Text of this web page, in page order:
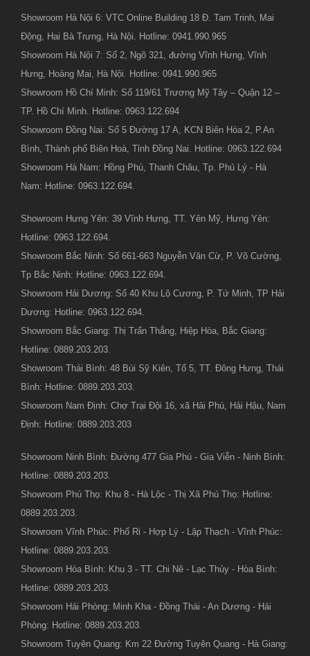
Showroom Hà Nội 6: VTC Online Building 18 Đ. Tam Trinh, Mai
Động, Hai Bà Trưng, Hà Nội. Hotline: 0941.990.965
Showroom Hà Nội 7: Số 2, Ngõ 321, đường Vĩnh Hưng, Vĩnh
Hưng, Hoàng Mai, Hà Nội. Hotline: 0941.990.965
Showroom Hồ Chí Minh: Số 119/61 Trương Mỹ Tây – Quận 12 –
TP. Hồ Chí Minh. Hotline: 0963.122.694
Showroom Đồng Nai: Số 5 Đường 17 A, KCN Biên Hòa 2, P.An
Bình, Thành phố Biên Hoà, Tỉnh Đồng Nai. Hotline: 0963.122.694
Showroom Hà Nam: Hồng Phú, Thanh Châu, Tp. Phủ Lý - Hà
Nam: Hotline: 0963.122.694.
Showroom Hưng Yên: 39 Vĩnh Hưng, TT. Yên Mỹ, Hưng Yên:
Hotline: 0963.122.694.
Showroom Bắc Ninh: Số 661-663 Nguyễn Văn Cừ, P. Võ Cường,
Tp Bắc Ninh: Hotline: 0963.122.694.
Showroom Hải Dương: Số 40 Khu Lộ Cương, P. Tứ Minh, TP Hải
Dương: Hotline: 0963.122.694.
Showroom Bắc Giang: Thị Trấn Thắng, Hiệp Hòa, Bắc Giang:
Hotline: 0889.203.203.
Showroom Thái Bình: 48 Bùi Sỹ Kiên, Tổ 5, TT. Đông Hưng, Thái
Bình: Hotline: 0889.203.203.
Showroom Nam Định: Chợ Trại Đội 16, xã Hải Phú, Hải Hậu, Nam
Định: Hotline: 0889.203.203
Showroom Ninh Bình: Đường 477 Gia Phú - Gia Viễn - Ninh Bình:
Hotline: 0889.203.203.
Showroom Phú Thọ: Khu 8 - Hà Lộc - Thị Xã Phú Thọ: Hotline:
0889.203.203.
Showroom Vĩnh Phúc: Phố Ri - Hợp Lý - Lập Thạch - Vĩnh Phúc:
Hotline: 0889.203.203.
Showroom Hòa Bình: Khu 3 - TT. Chi Nê - Lạc Thủy - Hòa Bình:
Hotline: 0889.203.203.
Showroom Hải Phòng: Minh Kha - Đồng Thái - An Dương - Hải
Phòng: Hotline: 0889.203.203.
Showroom Tuyên Quang: Km 22 Đường Tuyên Quang - Hà Giang: